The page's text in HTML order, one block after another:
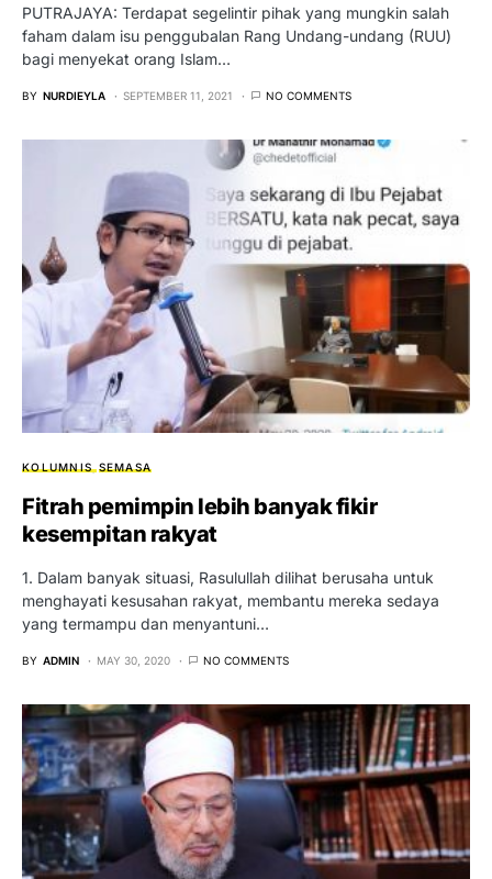
PUTRAJAYA: Terdapat segelintir pihak yang mungkin salah
faham dalam isu penggubalan Rang Undang-undang (RUU)
bagi menyekat orang Islam…
BY NURDIEYLA SEPTEMBER 11, 2021 NO COMMENTS
KOLUMNIS SEMASA
Fitrah pemimpin lebih banyak fikir
kesempitan rakyat
1. Dalam banyak situasi, Rasulullah dilihat berusaha untuk
menghayati kesusahan rakyat, membantu mereka sedaya
yang termampu dan menyantuni…
BY ADMIN MAY 30, 2020 NO COMMENTS